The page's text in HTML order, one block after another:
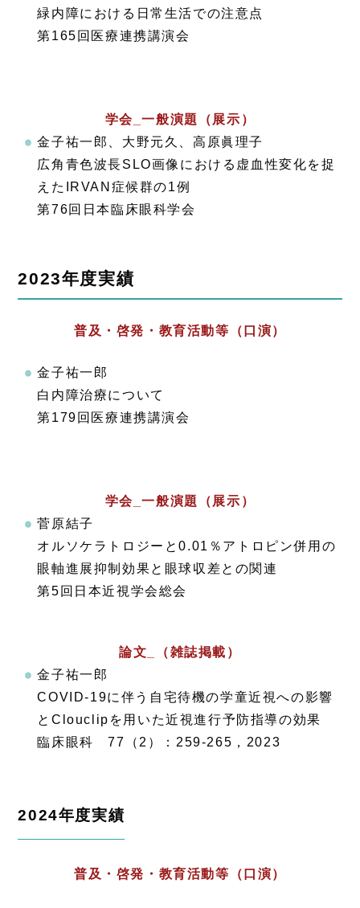
緑内障における日常生活での注意点
第165回医療連携講演会
学会_一般演題（展示）
金子祐一郎、大野元久、高原眞理子
広角青色波長SLO画像における虚血性変化を捉
えたIRVAN症候群の1例
第76回日本臨床眼科学会
2023年度実績
普及・啓発・教育活動等（口演）
金子祐一郎
白内障治療について
第179回医療連携講演会
学会_一般演題（展示）
菅原結子
オルソケラトロジーと0.01％アトロピン併用の
眼軸進展抑制効果と眼球収差との関連
第5回日本近視学会総会
論文_（雑誌掲載）
金子祐一郎
COVID-19に伴う自宅待機の学童近視への影響
とClouclipを用いた近視進行予防指導の効果
臨床眼科 77（2）：259-265，2023
2024年度実績
普及・啓発・教育活動等（口演）